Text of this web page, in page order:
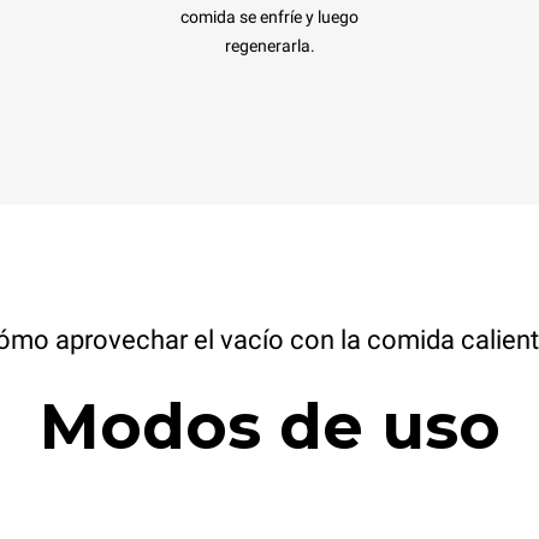
comida se enfríe y luego
regenerarla.
aprovechar el vacío con la comida
Modos de uso